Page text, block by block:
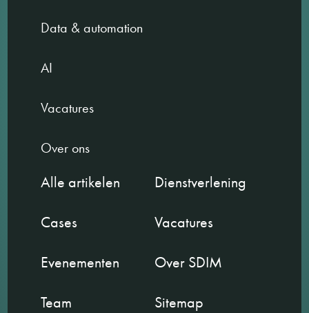
Data & automation
AI
Vacatures
Over ons
Alle artikelen
Dienstverlening
Cases
Vacatures
Evenementen
Over SDIM
Team
Sitemap